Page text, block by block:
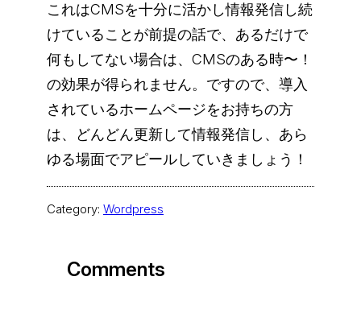
これはCMSを十分に活かし情報発信し続
けていることが前提の話で、あるだけで
何もしてない場合は、CMSのある時〜！
の効果が得られません。ですので、導入
されているホームページをお持ちの方
は、どんどん更新して情報発信し、あら
ゆる場面でアピールしていきましょう！
Category: Wordpress
Comments